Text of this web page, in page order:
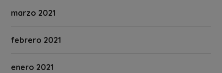
marzo 2021
febrero 2021
enero 2021